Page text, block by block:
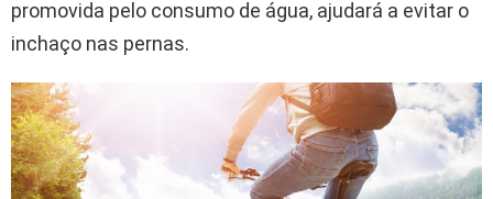
promovida pelo consumo de água, ajudará a evitar o
inchaço nas pernas.